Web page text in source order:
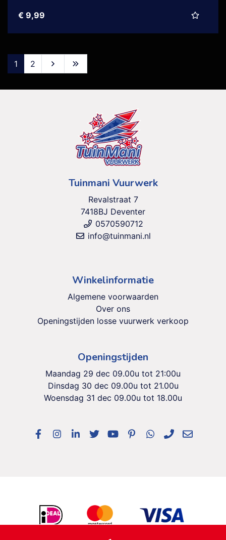
€ 9,99
1 2
Tuinmani Vuurwerk
Revalstraat 7
7418BJ Deventer
0570590712
info@tuinmani.nl
Winkelinformatie
Algemene voorwaarden
Over ons
Openingstijden losse vuurwerk verkoop
Openingstijden
Maandag 29 dec 09.00u tot 21:00u
Dinsdag 30 dec 09.00u tot 21.00u
Woensdag 31 dec 09.00u tot 18.00u